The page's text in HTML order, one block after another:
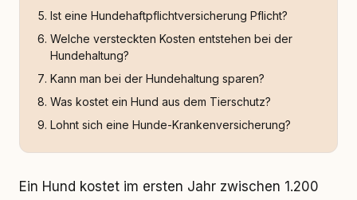
Ist eine Hundehaftpflichtversicherung Pflicht?
Welche versteckten Kosten entstehen bei der
Hundehaltung?
Kann man bei der Hundehaltung sparen?
Was kostet ein Hund aus dem Tierschutz?
Lohnt sich eine Hunde-Krankenversicherung?
Ein Hund kostet im ersten Jahr zwischen 1.200